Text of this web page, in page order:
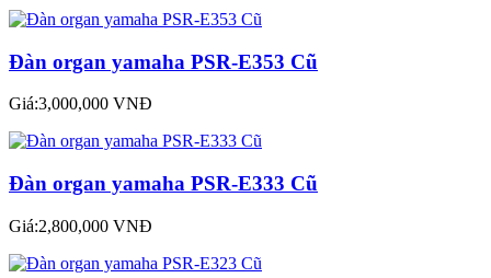
Đàn organ yamaha PSR-E353 Cũ
Giá:3,000,000 VNĐ
Đàn organ yamaha PSR-E333 Cũ
Giá:2,800,000 VNĐ